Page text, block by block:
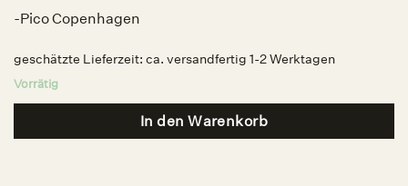
-Pico Copenhagen
geschätzte Lieferzeit: ca. versandfertig 1-2 Werktagen
Vorrätig
In den Warenkorb